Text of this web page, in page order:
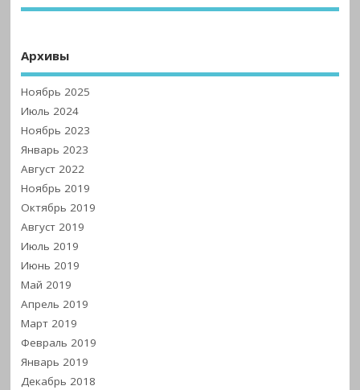
Архивы
Ноябрь 2025
Июль 2024
Ноябрь 2023
Январь 2023
Август 2022
Ноябрь 2019
Октябрь 2019
Август 2019
Июль 2019
Июнь 2019
Май 2019
Апрель 2019
Март 2019
Февраль 2019
Январь 2019
Декабрь 2018